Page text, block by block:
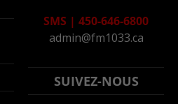
SMS | 450-646-6800
admin@fm1033.ca
SUIVEZ-NOUS